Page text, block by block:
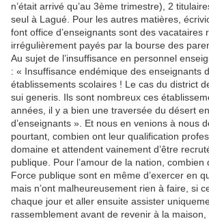
n’était arrivé qu’au 3ème trimestre), 2
seul à Lagué. Pour les autres matières,
font office d’enseignants sont des vacataires
irrégulièrement payés par la bourse des
Au sujet de l’insuffisance en personnel
: « Insuffisance endémique des enseignants
établissements scolaires ! Le cas du district
sui generis. Ils sont nombreux ces
années, il y a bien une traversée du désert
d’enseignants ». Et nous en venions à nous
pourtant, combien ont leur qualification
domaine et attendent vainement d’être
publique. Pour l’amour de la nation, combien
Force publique sont en même d’exercer en
mais n’ont malheureusement rien à faire, si
chaque jour et aller ensuite assister
rassemblement avant de revenir à la